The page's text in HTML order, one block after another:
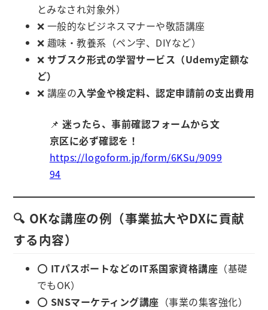
とみなされ対象外）
❌ 一般的なビジネスマナーや敬語講座
❌ 趣味・教養系（ペン字、DIYなど）
❌ サブスク形式の学習サービス（Udemy定額な
ど）
❌ 講座の入学金や検定料、認定申請前の支出費用
📌 迷ったら、事前確認フォームから文
京区に必ず確認を！
https://logoform.jp/form/6KSu/9099
94
🔍 OKな講座の例（事業拡大やDXに貢献
する内容）
⭕ ITパスポートなどのIT系国家資格講座 （基礎
でもOK）
⭕ SNSマーケティング講座 （事業の集客強化）